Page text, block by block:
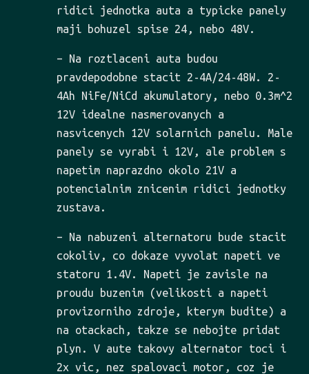
ridici jednotka auta a typicke panely
maji bohuzel spise 24, nebo 48V.
– Na roztlaceni auta budou
pravdepodobne stacit 2-4A/24-48W. 2-
4Ah NiFe/NiCd akumulatory, nebo 0.3m^2
12V idealne nasmerovanych a
nasvicenych 12V solarnich panelu. Male
panely se vyrabi i 12V, ale problem s
napetim naprazdno okolo 21V a
potencialnim znicenim ridici jednotky
zustava.
– Na nabuzeni alternatoru bude stacit
cokoliv, co dokaze vyvolat napeti ve
statoru 1.4V. Napeti je zavisle na
proudu buzenim (velikosti a napeti
provizorniho zdroje, kterym budite) a
na otackach, takze se nebojte pridat
plyn. V aute takovy alternator toci i
2x vic, nez spalovaci motor, coz je